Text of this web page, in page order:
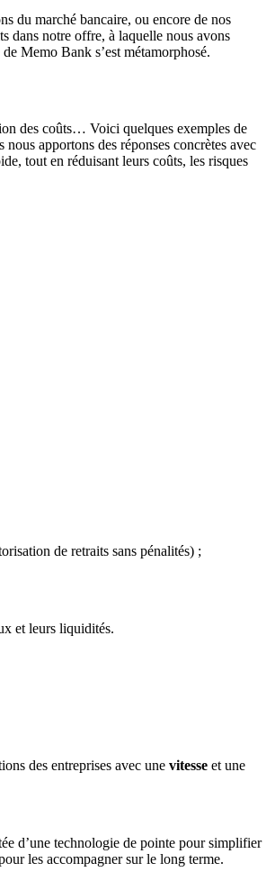
du marché bancaire, ou encore de nos
dans notre offre, à laquelle nous avons
Memo Bank s’est métamorphosé.
des coûts… Voici quelques exemples de
apportons des réponses concrètes avec
tout en réduisant leurs coûts, les risques
de retraits sans pénalités) ;
et leurs liquidités.
des entreprises avec une vitesse et une
d’une technologie de pointe pour simplifier
les accompagner sur le long terme.